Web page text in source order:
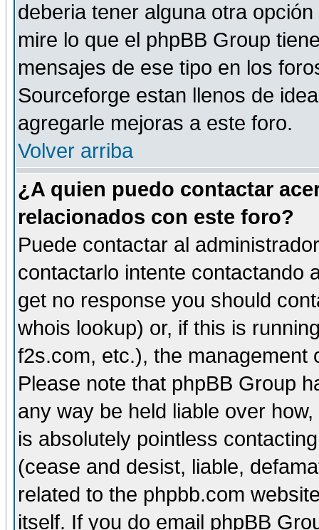
deberia tener alguna otra
mire lo que el phpBB Group
mensajes de ese tipo en los
Sourceforge estan llenos de
agregarle mejoras a este foro.
Volver arriba
¿A quien puedo contactar
relacionados con este foro?
Puede contactar al
contactarlo intente contactando
get no response you should
whois lookup) or, if this is
f2s.com, etc.), the management
Please note that phpBB Group
any way be held liable over
is absolutely pointless
(cease and desist, liable,
related to the phpbb.com
itself. If you do email phpBB